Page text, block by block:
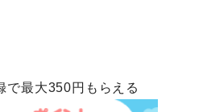
で最大350円もらえる